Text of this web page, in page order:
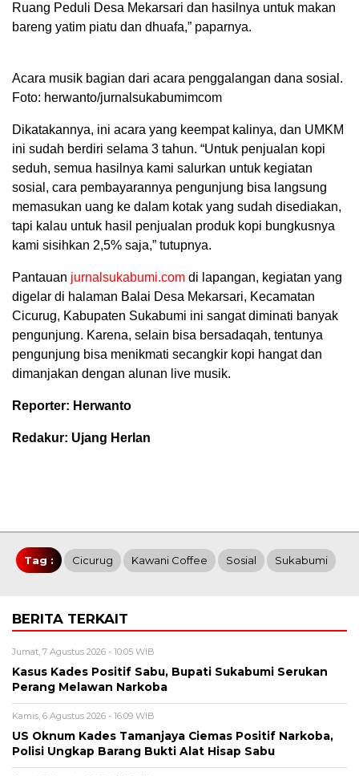
Ruang Peduli Desa Mekarsari dan hasilnya untuk makan
bareng yatim piatu dan dhuafa,” paparnya.
Acara musik bagian dari acara penggalangan dana sosial.
Foto: herwanto/jurnalsukabumimcom
Dikatakannya, ini acara yang keempat kalinya, dan UMKM
ini sudah berdiri selama 3 tahun. “Untuk penjualan kopi
seduh, semua hasilnya kami salurkan untuk kegiatan
sosial, cara pembayarannya pengunjung bisa langsung
memasukan uang ke dalam kotak yang sudah disediakan,
tapi kalau untuk hasil penjualan produk kopi bungkusnya
kami sisihkan 2,5% saja,” tutupnya.
Pantauan jurnalsukabumi.com di lapangan, kegiatan yang
digelar di halaman Balai Desa Mekarsari, Kecamatan
Cicurug, Kabupaten Sukabumi ini sangat diminati banyak
pengunjung. Karena, selain bisa bersadaqah, tentunya
pengunjung bisa menikmati secangkir kopi hangat dan
dimanjakan dengan alunan live musik.
Reporter: Herwanto
Redakur: Ujang Herlan
Tag : Cicurug Kawani Coffee Sosial Sukabumi
BERITA TERKAIT
Jumat, 7 Agustus 2026 - 10:05 WIB
Kasus Kades Positif Sabu, Bupati Sukabumi Serukan
Perang Melawan Narkoba
Kamis, 6 Agustus 2026 - 16:09 WIB
US Oknum Kades Tamanjaya Ciemas Positif Narkoba,
Polisi Ungkap Barang Bukti Alat Hisap Sabu